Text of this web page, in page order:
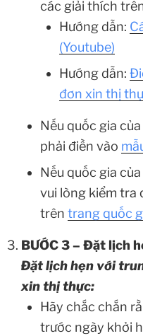
các giải thích
Hướng dẫn:
(Youtube)
Hướng dẫn:
đơn xin thị
Nếu quốc gia
phải điền vào
Nếu quốc gia
vui lòng kiểm tra
trên trang quốc
BƯỚC 3 – Đặt lịch
Đặt lịch hẹn với
xin thị thực:
Hãy chắc chắn
trước ngày khởi